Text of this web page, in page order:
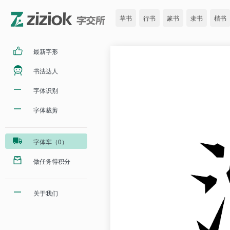
草书 行书 篆书 隶书 楷书
最新字形
书法达人
字体识别
字体裁剪
字体车（0）
做任务得积分
关于我们